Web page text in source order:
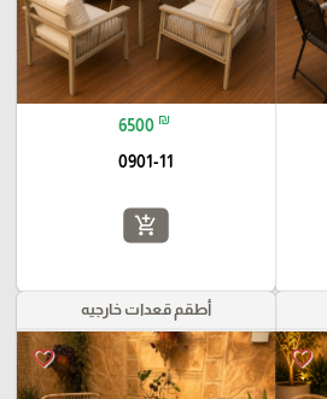
6500 ₪
0901-11
add_shopping_cart
favorite_border
أطقم قعدات خارجيه
favorite_border